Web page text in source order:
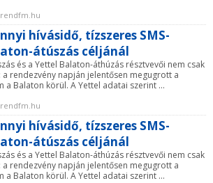
hívásidő, tízszeres SMS-
átúszás céljánál
és a Yettel Balaton-áthúzás résztvevői nem csak
a rendezvény napján jelentősen megugrott a
Balaton körül. A Yettel adatai szerint ...
hívásidő, tízszeres SMS-
átúszás céljánál
és a Yettel Balaton-áthúzás résztvevői nem csak
a rendezvény napján jelentősen megugrott a
Balaton körül. A Yettel adatai szerint ...